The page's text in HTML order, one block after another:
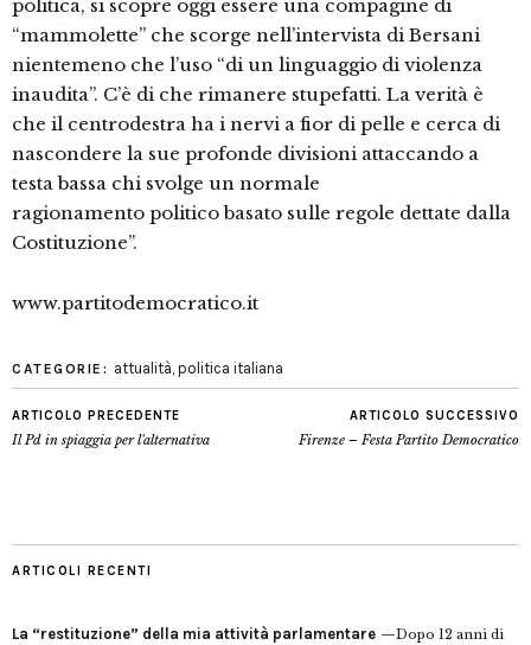
politica, si scopre oggi essere una compagine di
“mammolette” che scorge nell’intervista di Bersani
nientemeno che l’uso “di un linguaggio di violenza
inaudita”. C’è di che rimanere stupefatti. La verità è
che il centrodestra ha i nervi a fior di pelle e cerca di
nascondere la sue profonde divisioni attaccando a
testa bassa chi svolge un normale
ragionamento politico basato sulle regole dettate dalla
Costituzione”.
www.partitodemocratico.it
CATEGORIE: attualità, politica italiana
ARTICOLO PRECEDENTE
Il Pd in spiaggia per l'alternativa
ARTICOLO SUCCESSIVO
Firenze – Festa Partito Democratico
ARTICOLI RECENTI
La “restituzione” della mia attività parlamentare
Dopo 12 anni di